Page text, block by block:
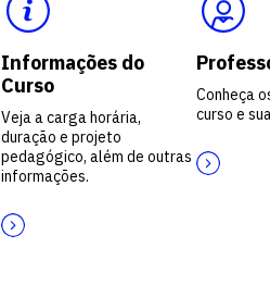
Informações do
Curso
Veja a carga horária,
duração e projeto
pedagógico, além de outras
informações.
Conheça
curso e